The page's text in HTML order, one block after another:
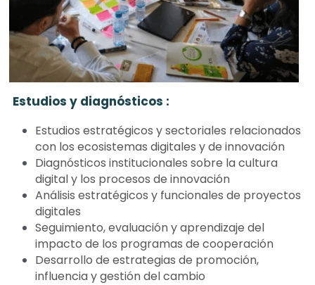
Estudios y diagnósticos :
Estudios estratégicos y sectoriales relacionados
con los ecosistemas digitales y de innovación
Diagnósticos institucionales sobre la cultura
digital y los procesos de innovación
Análisis estratégicos y funcionales de proyectos
digitales
Seguimiento, evaluación y aprendizaje del
impacto de los programas de cooperación
Desarrollo de estrategias de promoción,
influencia y gestión del cambio